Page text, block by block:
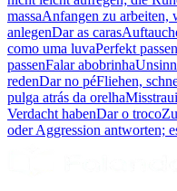
massaAnfangen zu arbeiten,
anlegenDar as caras
como uma luvaPerfekt
passenFalar abobrinha
redenDar no péFliehen,
pulga atrás da orelha
Verdacht habenDar o troco
oder Aggression antworten;